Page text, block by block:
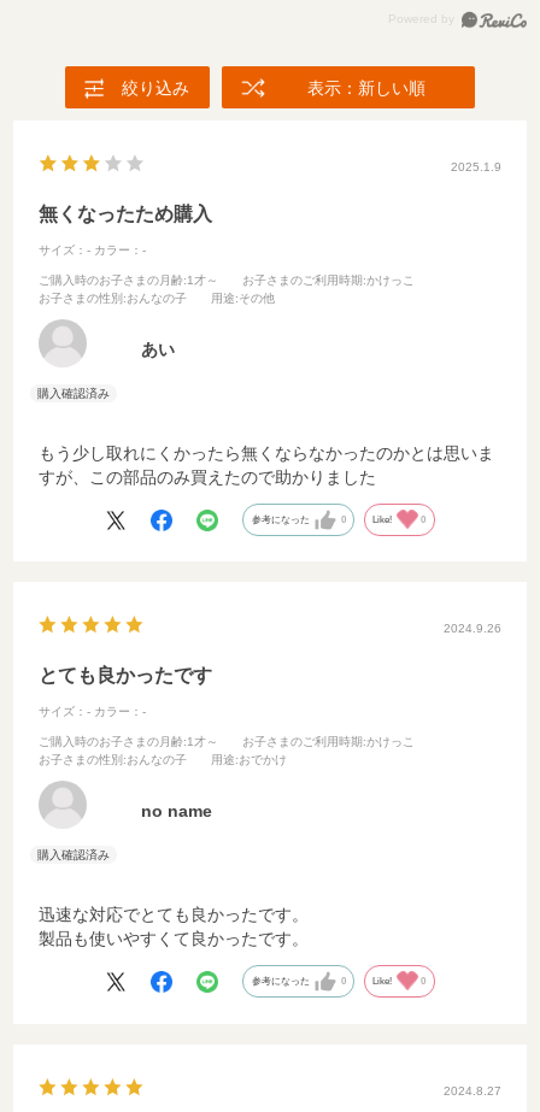
絞り込み 表示：新しい順
2025.1.9
無くなったため購入
サイズ：- カラー：-
ご購入時のお子さまの月齢:1才～ お子さまのご利用時期:かけっこ
お子さまの性別 :おんなの子 用途:その他
あい
もう少し取れにくかったら無くならなかったのかとは思いま
すが、この部品のみ買えたので助かりました
参考になった 0 Like! 0
2024.9.26
とても良かったです
サイズ：- カラー：-
ご購入時のお子さまの月齢:1才～ お子さまのご利用時期:かけっこ
お子さまの性別 :おんなの子 用途:おでかけ
no name
迅速な対応でとても良かったです。
製品も使いやすくて良かったです。
参考になった 0 Like! 0
2024.8.27